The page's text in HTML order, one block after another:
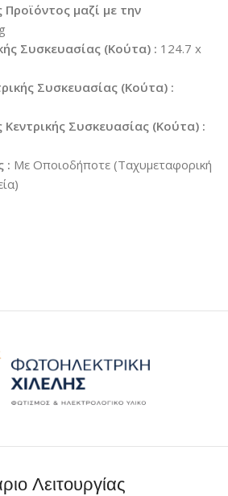
μαζί με την
Συσκευασίας (Κούτα) : 124.7 x
Συσκευασίας (Κούτα) :
Συσκευασίας (Κούτα) :
: Με Οποιοδήποτε (Ταχυμεταφορική
Λειτουργίας